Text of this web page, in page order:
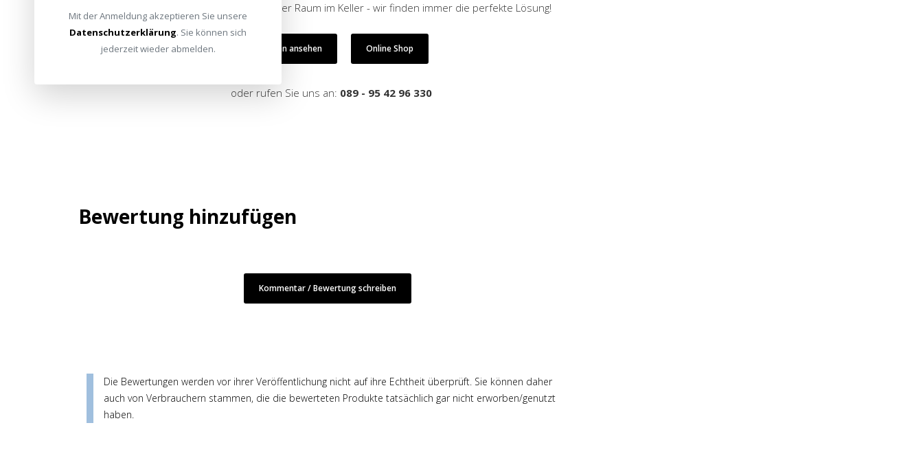
Egal ob Wohnzimmer oder ungenutzer Raum im Keller - wir finden immer die perfekte Lösung!
Referenzen ansehen Online Shop
oder rufen Sie uns an: 089 - 95 42 96 330
Bewertung hinzufügen
Kommentar / Bewertung schreiben
Die Bewertungen werden vor ihrer Veröffentlichung nicht auf ihre Echtheit überprüft. Sie können daher
auch von Verbrauchern stammen, die die bewerteten Produkte tatsächlich gar nicht erworben/genutzt
haben.
Mit der Anmeldung akzeptieren Sie unsere
Datenschutzerklärung. Sie können sich
jederzeit wieder abmelden.